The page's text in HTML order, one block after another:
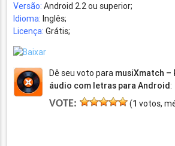
Versão: Android 2.2 ou superior;
Idioma: Inglês;
Licença: Grátis;
Dê seu voto para musiXmatch
áudio com letras para Android:
VOTE: (1 votos,